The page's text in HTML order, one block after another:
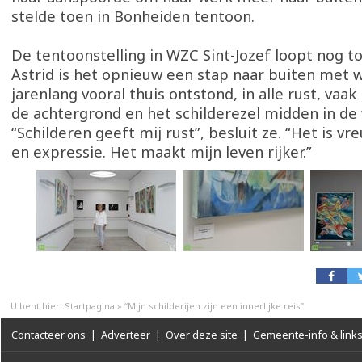
stelde toen in Bonheiden tentoon.
De tentoonstelling in WZC Sint-Jozef loopt nog
Astrid is het opnieuw een stap naar buiten met
jarenlang vooral thuis ontstond, in alle rust,
de achtergrond en het schilderezel midden in de
“Schilderen geeft mij rust”, besluit ze. “Het is
en expressie. Het maakt mijn leven rijker.”
U bent hier: Startpagina » “Mijn schilderijen zijn een innerlijke reis”
Contacteer ons | Adverteer | Over deze site | Gemeente-info & links